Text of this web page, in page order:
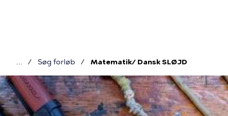
Brødkrumme
Søg forløb Matematik/ Dansk SLØJD
Billede